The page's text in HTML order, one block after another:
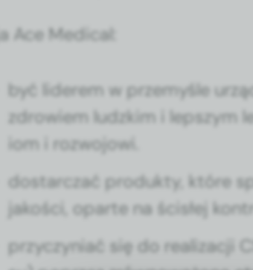
Ace Med­ical:
być lid­erem w prze­myśle
zdrowiem ludzkim i lep­szym
iom i roz­wo­jowi.
dostar­czać pro­duk­ty, które
jakoś­ci, oparte na ścisłej
przy­czy­ni­ać się do real­iza­cji